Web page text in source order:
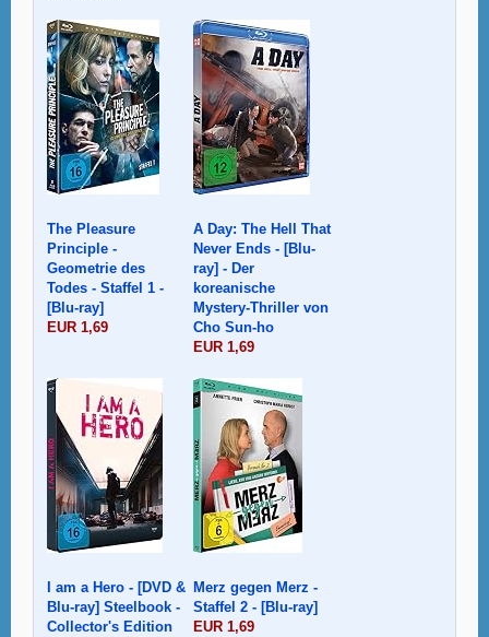
The Pleasure
Principle -
Geometrie des
Todes - Staffel 1 -
[Blu-ray]
EUR 1,69
A Day: The Hell That
Never Ends - [Blu-
ray] - Der
koreanische
Mystery-Thriller von
Cho Sun-ho
EUR 1,69
I am a Hero - [DVD &
Blu-ray] Steelbook -
Collector's Edition
Merz gegen Merz -
Staffel 2 - [Blu-ray]
EUR 1,69